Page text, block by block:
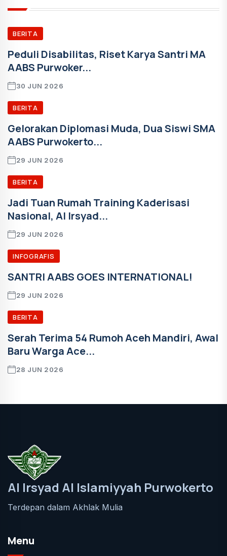
BERITA
Peduli Disabilitas, Riset Karya Santri MA
AABS Purwoker...
30 JUN 2026
BERITA
Gelorakan Diplomasi Muda, Dua Siswi SMA
AABS Purwokerto...
29 JUN 2026
BERITA
Jadi Tuan Rumah Training Kaderisasi
Nasional, Al Irsyad...
29 JUN 2026
INFOGRAFIS
SANTRI AABS GOES INTERNATIONAL!
29 JUN 2026
BERITA
Serah Terima 54 Rumoh Aceh Mandiri, Awal
Baru Warga Ace...
28 JUN 2026
Al Irsyad Al Islamiyyah Purwokerto
Terdepan dalam Akhlak Mulia
Menu